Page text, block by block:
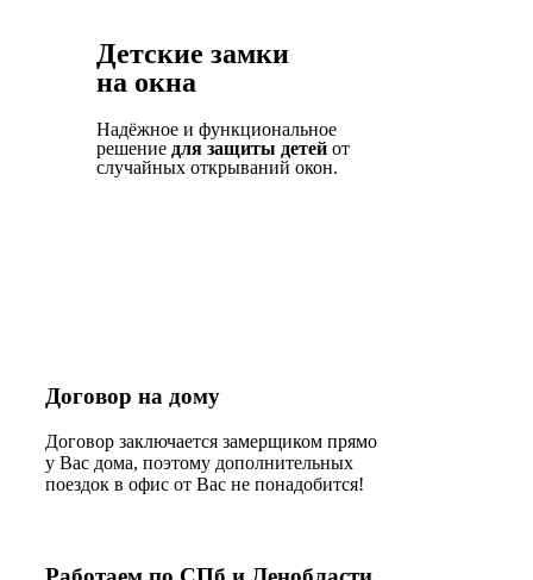
Детские замки
на окна
Надёжное и функциональное
решение для защиты детей от
случайных открываний окон.
Договор на дому
Договор заключается замерщиком прямо
у Вас дома, поэтому дополнительных
поездок в офис от Вас не понадобится!